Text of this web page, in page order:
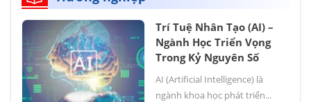
Trí Tuệ Nhân Tạo (AI) –
Ngành Học Triển Vọng
Trong Kỷ Nguyên Số
AI (Artificial Intelligence) là
ngành khoa học phát triển...